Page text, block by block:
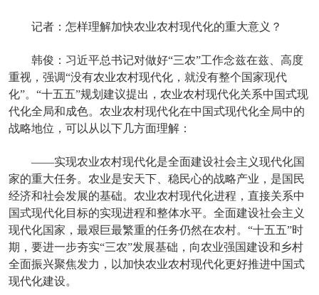
记者：怎样理解加快农业农村现代化的重大意义？
韩俊：习近平总书记对做好“三农”工作念兹在兹、高度
重视，强调“没有农业农村现代化，就没有整个国家现代
化”。“十五五”规划建议提出，农业农村现代化关系中国式现
代化全局和成色。农业农村现代化在中国式现代化全局中的
战略地位，可以从以下几方面理解：
——实现农业农村现代化是全面建设社会主义现代化国
家的重大任务。农业是安天下、稳民心的战略产业，是国民
经济和社会发展的基础。农业农村现代化进程，直接关系中
国式现代化目标的实现进程和整体水平。全面建设社会主义
现代化国家，最艰巨最繁重的任务仍然在农村。“十五五”时
期，要进一步夯实“三农”发展基础，向农业强国建设和乡村
全面振兴聚焦发力，以加快农业农村现代化更好推进中国式
现代化建设。